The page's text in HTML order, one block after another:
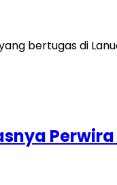
bertugas di